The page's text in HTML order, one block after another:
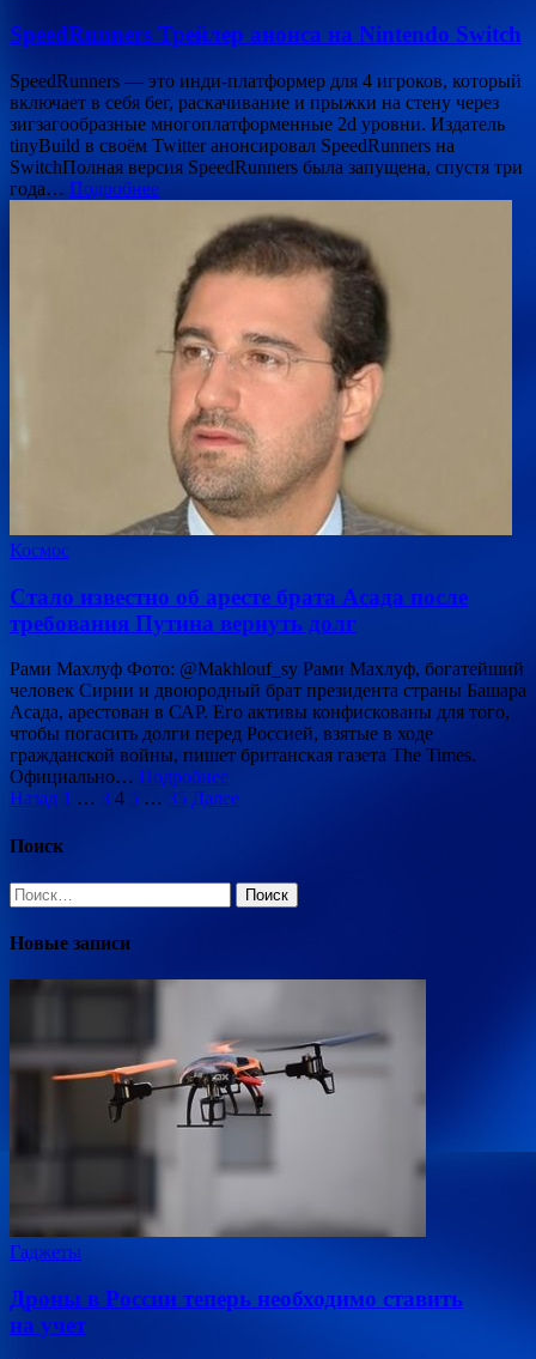
SpeedRunners Трейлер анонса на Nintendo Switch
SpeedRunners — это инди-платформер для 4 игроков, который
включает в себя бег, раскачивание и прыжки на стену через
зигзагообразные многоплатформенные 2d уровни. Издатель
tinyBuild в своём Twitter анонсировал SpeedRunners на
SwitchПолная версия SpeedRunners была запущена, спустя три
года… Подробнее
Космос
Стало известно об аресте брата Асада после
требования Путина вернуть долг
Рами Махлуф Фото: @Makhlouf_sy Рами Махлуф, богатейший
человек Сирии и двоюродный брат президента страны Башара
Асада, арестован в САР. Его активы конфискованы для того,
чтобы погасить долги перед Россией, взятые в ходе
гражданской войны, пишет британская газета The Times.
Официально… Подробнее
Пагинация
записей
Назад 1 … 3 4 5 … 35 Далее
Поиск
Найти:
Новые записи
Гаджеты
Дроны в России теперь необходимо ставить
на учет